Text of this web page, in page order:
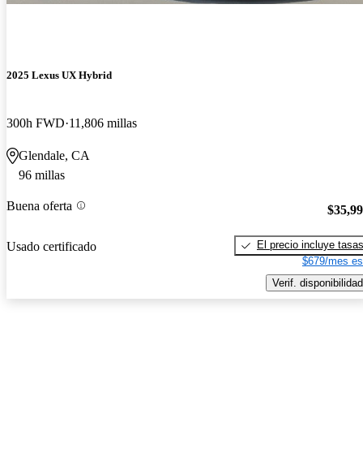
2025 Lexus UX Hybrid
300h FWD 11,806 millas
Glendale, CA
96 millas
Buena oferta
Usado certificado
El precio incluye tasas
$679/mes
Verif. disponibilidad